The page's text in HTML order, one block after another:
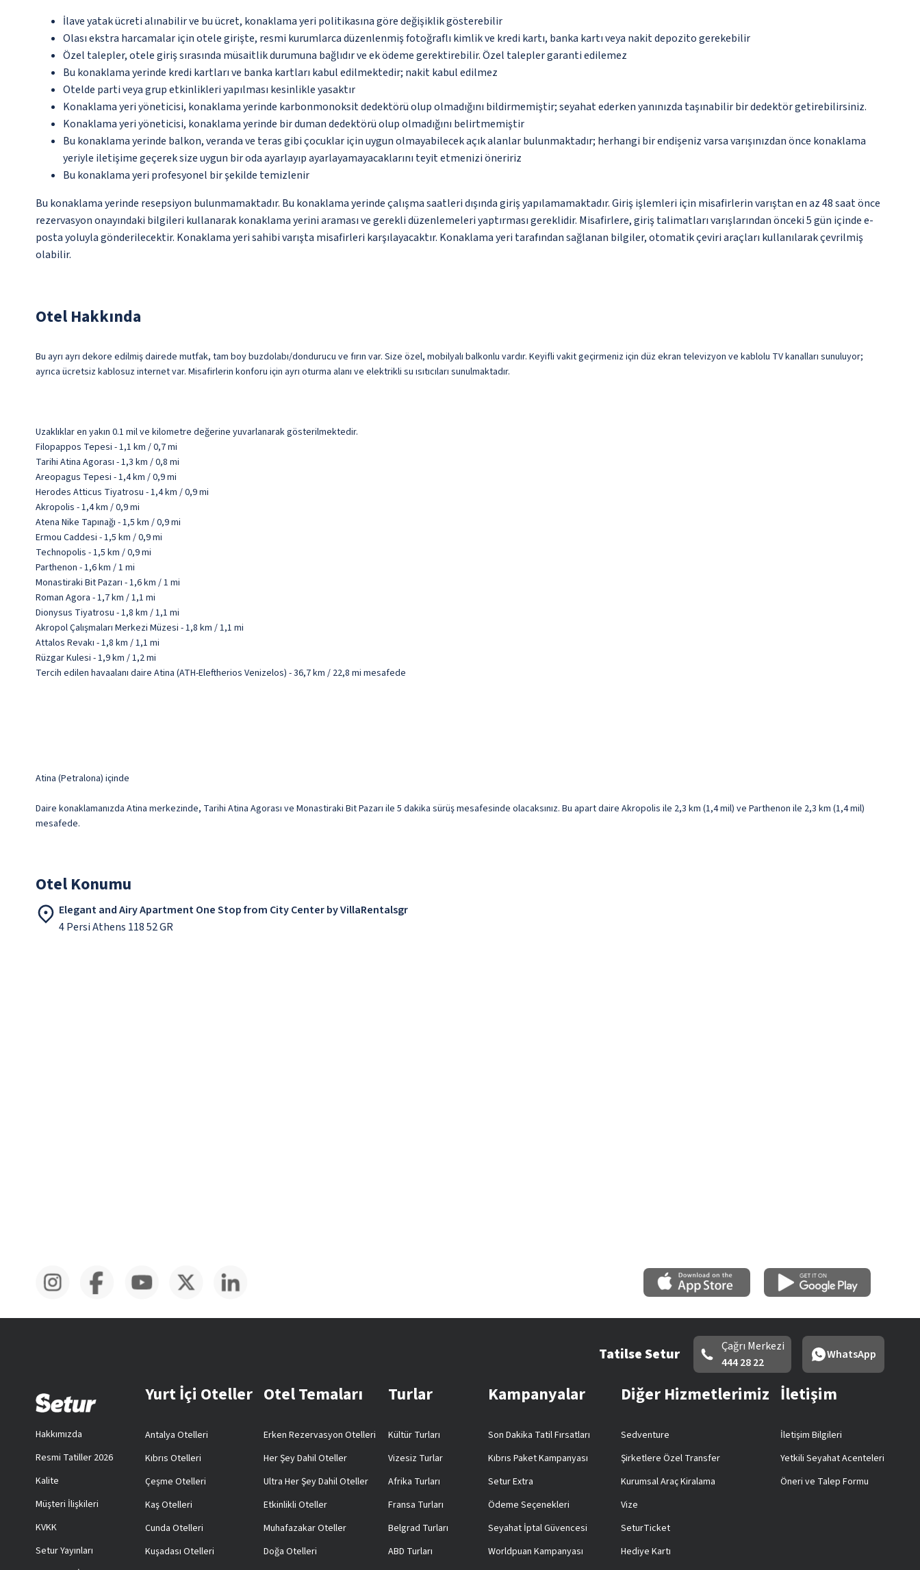
İlave yatak ücreti alınabilir ve bu ücret, konaklama yeri politikasına göre değişiklik gösterebilir
Olası ekstra harcamalar için otele girişte, resmi kurumlarca düzenlenmiş fotoğraflı kimlik ve kredi kartı, banka kartı veya nakit depozito gerekebilir
Özel talepler, otele giriş sırasında müsaitlik durumuna bağlıdır ve ek ödeme gerektirebilir. Özel talepler garanti edilemez
Bu konaklama yerinde kredi kartları ve banka kartları kabul edilmektedir; nakit kabul edilmez
Otelde parti veya grup etkinlikleri yapılması kesinlikle yasaktır
Konaklama yeri yöneticisi, konaklama yerinde karbonmonoksit dedektörü olup olmadığını bildirmemiştir; seyahat ederken yanınızda taşınabilir bir dedektör getirebilirsiniz.
Konaklama yeri yöneticisi, konaklama yerinde bir duman dedektörü olup olmadığını belirtmemiştir
Bu konaklama yerinde balkon, veranda ve teras gibi çocuklar için uygun olmayabilecek açık alanlar bulunmaktadır; herhangi bir endişeniz varsa varışınızdan önce konaklama
yeriyle iletişime geçerek size uygun bir oda ayarlayıp ayarlayamayacaklarını teyit etmenizi öneririz
Bu konaklama yeri profesyonel bir şekilde temizlenir
Bu konaklama yerinde resepsiyon bulunmamaktadır. Bu konaklama yerinde çalışma saatleri dışında giriş yapılamamaktadır. Giriş işlemleri için misafirlerin varıştan en az 48 saat önce
rezervasyon onayındaki bilgileri kullanarak konaklama yerini araması ve gerekli düzenlemeleri yaptırması gereklidir. Misafirlere, giriş talimatları varışlarından önceki 5 gün içinde e-
posta yoluyla gönderilecektir. Konaklama yeri sahibi varışta misafirleri karşılayacaktır. Konaklama yeri tarafından sağlanan bilgiler, otomatik çeviri araçları kullanılarak çevrilmiş
olabilir.
Otel Hakkında
Bu ayrı ayrı dekore edilmiş dairede mutfak, tam boy buzdolabı/dondurucu ve fırın var. Size özel, mobilyalı balkonlu vardır. Keyifli vakit geçirmeniz için düz ekran televizyon ve kablolu TV kanalları sunuluyor;
ayrıca ücretsiz kablosuz internet var. Misafirlerin konforu için ayrı oturma alanı ve elektrikli su ısıtıcıları sunulmaktadır.
Uzaklıklar en yakın 0.1 mil ve kilometre değerine yuvarlanarak gösterilmektedir.
Filopappos Tepesi - 1,1 km / 0,7 mi
Tarihi Atina Agorası - 1,3 km / 0,8 mi
Areopagus Tepesi - 1,4 km / 0,9 mi
Herodes Atticus Tiyatrosu - 1,4 km / 0,9 mi
Akropolis - 1,4 km / 0,9 mi
Atena Nike Tapınağı - 1,5 km / 0,9 mi
Ermou Caddesi - 1,5 km / 0,9 mi
Technopolis - 1,5 km / 0,9 mi
Parthenon - 1,6 km / 1 mi
Monastiraki Bit Pazarı - 1,6 km / 1 mi
Roman Agora - 1,7 km / 1,1 mi
Dionysus Tiyatrosu - 1,8 km / 1,1 mi
Akropol Çalışmaları Merkezi Müzesi - 1,8 km / 1,1 mi
Attalos Revakı - 1,8 km / 1,1 mi
Rüzgar Kulesi - 1,9 km / 1,2 mi
Tercih edilen havaalanı daire Atina (ATH-Eleftherios Venizelos) - 36,7 km / 22,8 mi mesafede
Atina (Petralona) içinde
Daire konaklamanızda Atina merkezinde, Tarihi Atina Agorası ve Monastiraki Bit Pazarı ile 5 dakika sürüş mesafesinde olacaksınız. Bu apart daire Akropolis ile 2,3 km (1,4 mil) ve Parthenon ile 2,3 km (1,4 mil)
mesafede.
Otel Konumu
Elegant and Airy Apartment One Stop from City Center by VillaRentalsgr
4 Persi Athens 118 52 GR
Tatilse Setur
Çağrı Merkezi
444 28 22
WhatsApp
Hakkımızda
Resmi Tatiller 2026
Kalite
Müşteri İlişkileri
KVKK
Setur Yayınları
Yurt İçi Oteller
Antalya Otelleri
Kıbrıs Otelleri
Çeşme Otelleri
Kaş Otelleri
Cunda Otelleri
Kuşadası Otelleri
Otel Temaları
Erken Rezervasyon Otelleri
Her Şey Dahil Oteller
Ultra Her Şey Dahil Oteller
Etkinlikli Oteller
Muhafazakar Oteller
Doğa Otelleri
Turlar
Kültür Turları
Vizesiz Turlar
Afrika Turları
Fransa Turları
Belgrad Turları
ABD Turları
Kampanyalar
Son Dakika Tatil Fırsatları
Kıbrıs Paket Kampanyası
Setur Extra
Ödeme Seçenekleri
Seyahat İptal Güvencesi
Worldpuan Kampanyası
Diğer Hizmetlerimiz
Sedventure
Şirketlere Özel Transfer
Kurumsal Araç Kiralama
Vize
SeturTicket
Hediye Kartı
İletişim
İletişim Bilgileri
Yetkili Seyahat Acenteleri
Öneri ve Talep Formu